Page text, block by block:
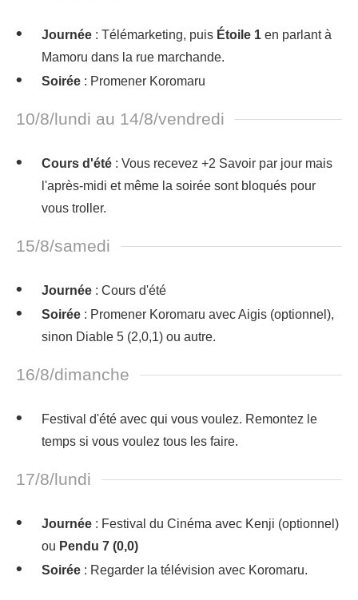
Journée : Télémarketing, puis Étoile 1 en parlant à
Mamoru dans la rue marchande.
Soirée : Promener Koromaru
10/8/lundi au 14/8/vendredi
Cours d'été : Vous recevez +2 Savoir par jour mais
l'après-midi et même la soirée sont bloqués pour
vous troller.
15/8/samedi
Journée : Cours d'été
Soirée : Promener Koromaru avec Aigis (optionnel),
sinon Diable 5 (2,0,1) ou autre.
16/8/dimanche
Festival d'été avec qui vous voulez. Remontez le
temps si vous voulez tous les faire.
17/8/lundi
Journée : Festival du Cinéma avec Kenji (optionnel)
ou Pendu 7 (0,0)
Soirée : Regarder la télévision avec Koromaru.